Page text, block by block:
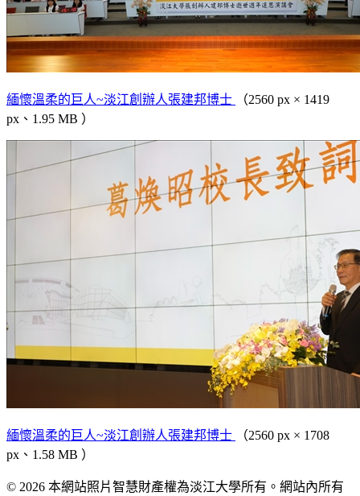
緬懷溫柔的巨人~淡江創辦人張建邦博士
（2560 px × 1419
px、1.95 MB ）
緬懷溫柔的巨人~淡江創辦人張建邦博士
（2560 px × 1708
px、1.58 MB ）
© 2026 本網站照片智慧財產權為淡江大學所有。網站內所有